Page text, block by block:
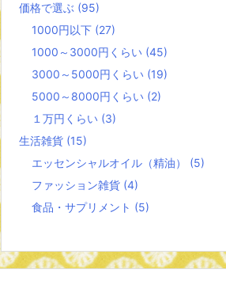
価格で選ぶ (95)
1000円以下 (27)
1000～3000円くらい (45)
3000～5000円くらい (19)
5000～8000円くらい (2)
１万円くらい (3)
生活雑貨 (15)
エッセンシャルオイル（精油） (5)
ファッション雑貨 (4)
食品・サプリメント (5)